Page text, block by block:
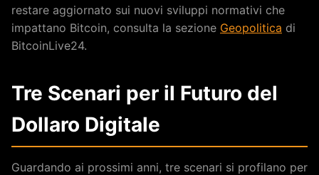
restare aggiornato sui nuovi sviluppi normativi che
impattano Bitcoin, consulta la sezione Geopolitica di
BitcoinLive24.
Tre Scenari per il Futuro del
Dollaro Digitale
Guardando ai prossimi anni, tre scenari si profilano per